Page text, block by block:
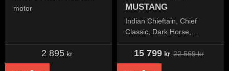
motor
2 895kr
MUSTANG
Indian Chieftain, Chief
Classic, Dark Horse,
Roadmaster, Springfield &
Vintage 2014-'21,
15 799kr 22 569kr